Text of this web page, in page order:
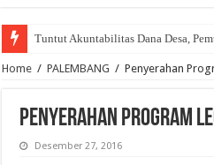
Tuntut Akuntabilitas Dana Desa,
Home / PALEMBANG / Penyerahan
Penyerahan Program
Desember 27, 2016